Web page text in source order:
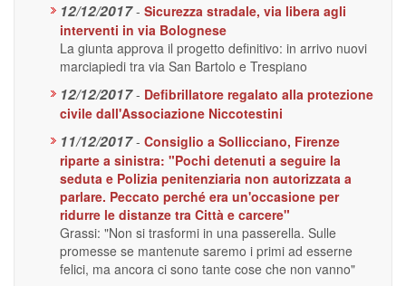
12/12/2017 - Sicurezza stradale, via libera agli
interventi in via Bolognese
La giunta approva il progetto definitivo: in arrivo nuovi
marciapiedi tra via San Bartolo e Trespiano
12/12/2017 - Defibrillatore regalato alla protezione
civile dall'Associazione Niccotestini
11/12/2017 - Consiglio a Sollicciano, Firenze
riparte a sinistra: "Pochi detenuti a seguire la
seduta e Polizia penitenziaria non autorizzata a
parlare. Peccato perché era un'occasione per
ridurre le distanze tra Città e carcere"
Grassi: "Non si trasformi in una passerella. Sulle
promesse se mantenute saremo i primi ad esserne
felici, ma ancora ci sono tante cose che non vanno"